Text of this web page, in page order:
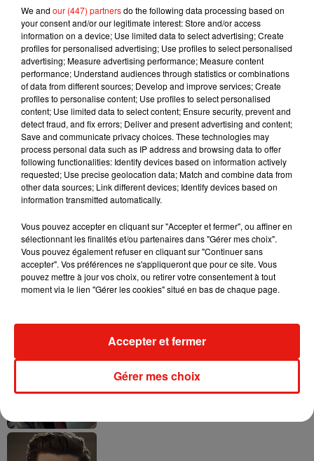
7 août 2026
dans son nouveau clip
7 août 2026
Madonna sort enfin le remix de « Love
Sensation » avec Kylie Minogue
Tayc et Didi B dévoilent le single le plus
dansant de l’année
Angèle et Amélie Lens dévoilent leur
collaboration tant attendue
5 août 2026
Benny Blanco invite Selena Gomez et
We and our (447) partnersdo the following data processing based on
your consent and/or our legitimate interest: Store and/or access
information on a device; Use limited data to select advertising; Create
profiles for personalised advertising; Use profiles to select personalised
advertising; Measure advertising performance; Measure content
performance; Understand audiences through statistics or combinations
of data from different sources; Develop and improve services; Create
profiles to personalise content; Use profiles to select personalised
content; Use limited data to select content; Ensure security, prevent and
detect fraud, and fix errors; Deliver and present advertising and content;
Save and communicate privacy choices. These technologies may
process personal data such as IP address and browsing data to offer
following functionalities: Identify devices based on information actively
requested; Use precise geolocation data; Match and combine data from
other data sources; Link different devices; Identify devices based on
information transmitted automatically.
Vous pouvez accepter en cliquant sur "Accepter et fermer", ou affiner en
sélectionnant les finalités et/ou partenaires dans "Gérer mes choix".
Vous pouvez également refuser en cliquant sur "Continuer sans
accepter". Vos préférences ne s'appliqueront que pour ce site. Vous
pouvez mettre à jour vos choix, ou retirer votre consentement à tout
moment via le lien "Gérer les cookies" situé en bas de chaque page.
Gérer mes choix
Accepter et fermer